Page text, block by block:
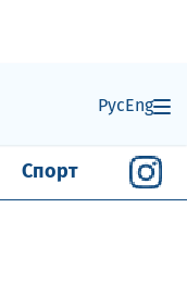
РусEng
Спорт